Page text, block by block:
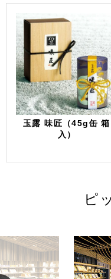
玉露 味匠（45g缶 箱
入）
ピ